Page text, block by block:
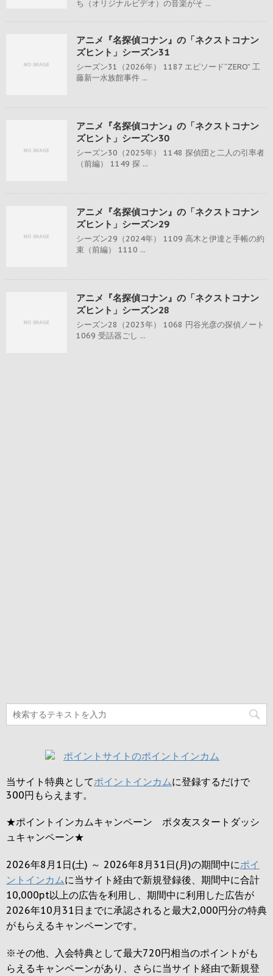
ち（オリジナルビデオ）の音楽がそ ...
アニメ『名探偵コナン』の「ネクストコナン
ズヒント」シーズン31
シーズン31（2026年） 1187 エピソード“ZERO” 工
藤新一水族館事件 ...
アニメ『名探偵コナン』の「ネクストコナン
ズヒント」シーズン30
シーズン30（2025年） 1148 探偵団と二人の引率者
（前編） 1149 探 ...
アニメ『名探偵コナン』の「ネクストコナン
ズヒント」シーズン29
シーズン29（2024年） 1109 高木と伊達と手帳の約
束（前編） 1110 ...
アニメ『名探偵コナン』の「ネクストコナン
ズヒント」シーズン28
シーズン28（2023年） 1068 円谷光彦の探偵ノート
1069 受話器ごし ...
当サイト特典としてポイントインカムに登録するだけで
300円 もらえます。
★ポイントインカムキャンペーン ポタ友スタートダッシ
ュキャンペーン★
2026年8月1日(土) ～ 2026年8月31日(月)の期間中にポイ
ントインカムに当サイト経由で新規登録後、期間中に合計
10,000pt以上の広告を利用し、期間中に利用した広告が
2026年10月31日までに承認されると最大2,000円分の特典
がもらえるキャンペーンです。
※その他、入会特典として最大720円相当のポイントがも
らえるキャンペーンがあり、さらに当サイト経由で新規登